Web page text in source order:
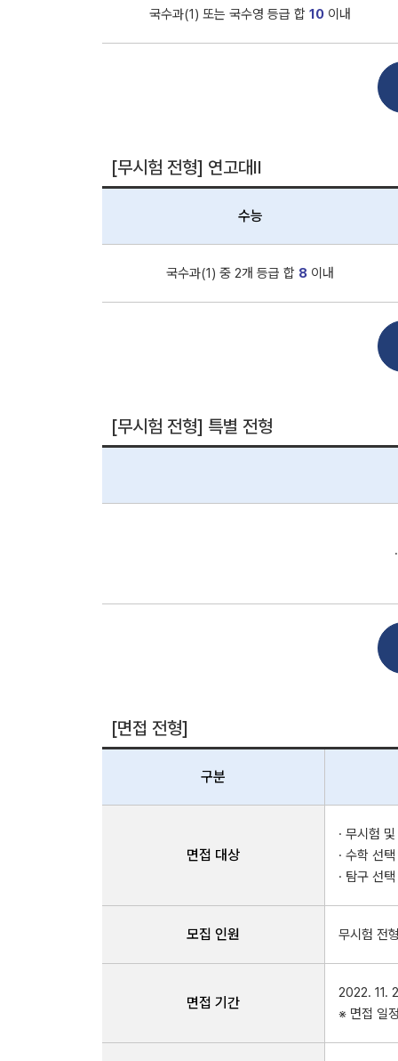
국수과(1) 또는 국수영 등급 합 10 이내
[무시험 전형] 연고대Ⅱ
수능
국수과(1) 중 2개 등급 합 8 이내
[무시험 전형] 특별 전형
[면접 전형]
구분
면접 대상
· 무시험
· 수학 선
· 탐구 선
모집 인원 무시험 전
면접 기간
2022. 11.
※ 면접 일